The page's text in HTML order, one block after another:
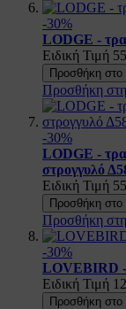
-30%
LODGE -
Ειδική Τιμή
Προσθήκη στο
Προσθήκη
-30%
LODGE -
στρογγυλό
Ειδική Τιμή
Προσθήκη στο
Προσθήκη
-30%
LOVEBIRD -
Ειδική Τιμή
Προσθήκη στο